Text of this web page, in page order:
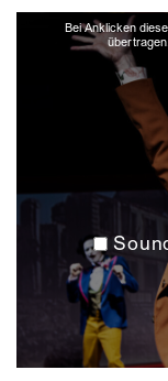
Bei Anklicken